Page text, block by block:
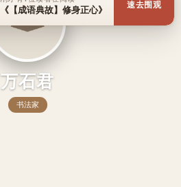
万石君
书法家
《【成语典故】修身正心》 速去围观